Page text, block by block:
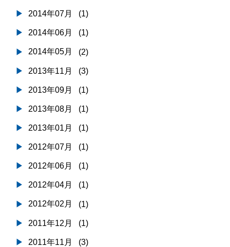
2014年07月 (1)
2014年06月 (1)
2014年05月 (2)
2013年11月 (3)
2013年09月 (1)
2013年08月 (1)
2013年01月 (1)
2012年07月 (1)
2012年06月 (1)
2012年04月 (1)
2012年02月 (1)
2011年12月 (1)
2011年11月 (3)